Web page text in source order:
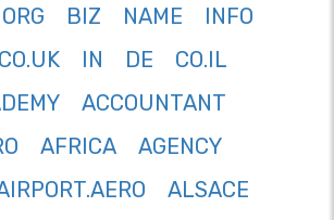
ORG BIZ NAME
INFO
CO.UK IN DE
CO.IL
ACCOUNTANT
AFRICA
AGENCY
ALSACE